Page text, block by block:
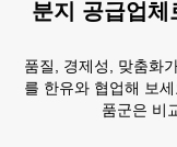
분지 공급업
품질, 경제성, 맞춤화
를 한유와 협업해 보
품군은 비